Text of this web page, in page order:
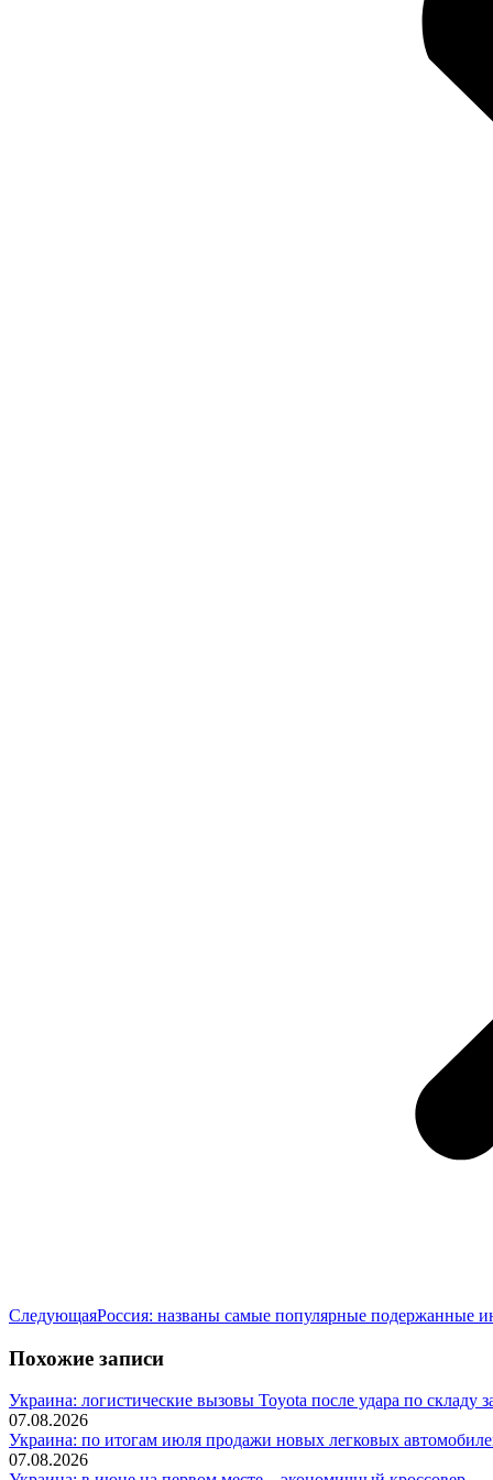
СледующаяСледующая
Россия: названы самые популярные подержанные
Похожие записи
Украина: логистические вызовы Toyota после удара по складу
07.08.2026
Украина: по итогам июля продажи новых легковых
07.08.2026